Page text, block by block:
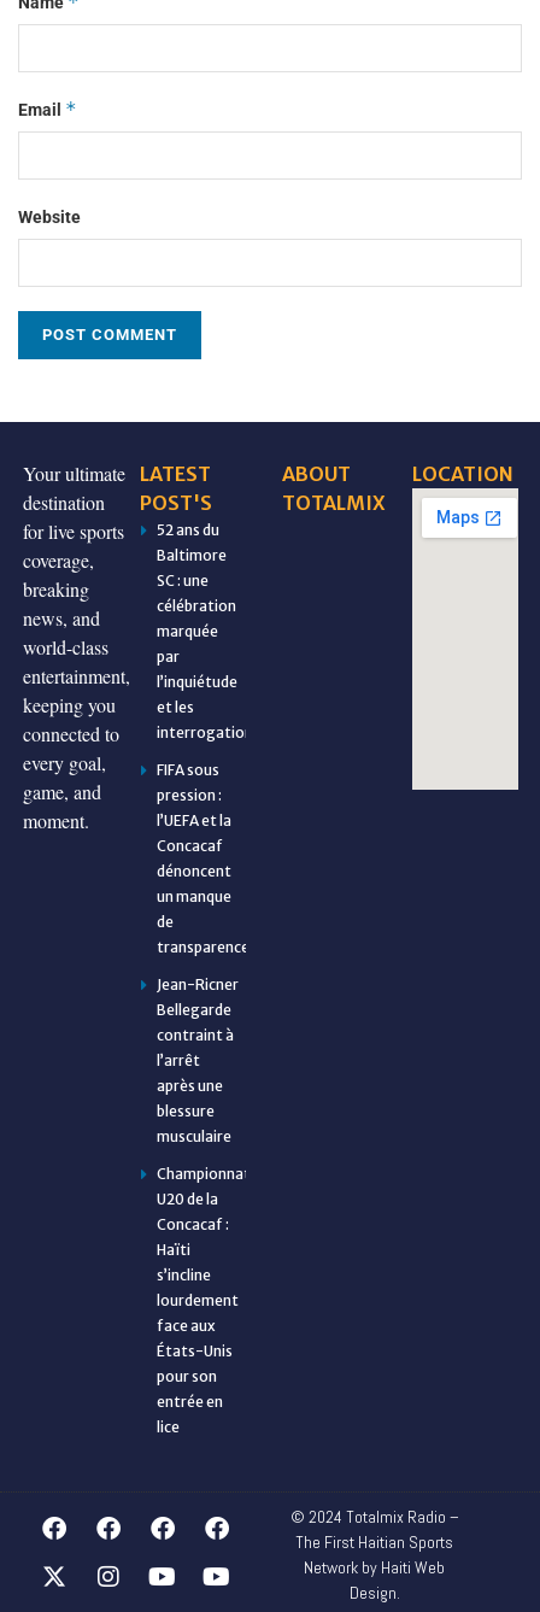
Email *
Website
Your ultimate
destination
for live sports
coverage,
breaking
news, and
world-class
entertainment,
keeping you
connected to
every goal,
game, and
moment.
LATEST
POST'S
52 ans du
Baltimore
SC : une
célébration
marquée
par
l’inquiétude
et les
interrogations
FIFA sous
pression :
l’UEFA et la
Concacaf
dénoncent
un manque
de
transparence
Jean-Ricner
Bellegarde
contraint à
l’arrêt
après une
blessure
musculaire
Championnat
U20 de la
Concacaf :
Haïti
s’incline
lourdement
face aux
États-Unis
pour son
entrée en
lice
ABOUT
TOTALMIX
LOCATION
© 2024 Totalmix Radio –
The First Haitian Sports
Network by Haiti Web
Design.